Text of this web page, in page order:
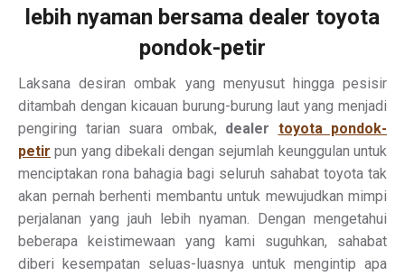
lebih nyaman bersama dealer toyota
pondok-petir
Laksana desiran ombak yang menyusut hingga pesisir
ditambah dengan kicauan burung-burung laut yang menjadi
pengiring tarian suara ombak, dealer toyota pondok-
petir pun yang dibekali dengan sejumlah keunggulan untuk
menciptakan rona bahagia bagi seluruh sahabat toyota tak
akan pernah berhenti membantu untuk mewujudkan mimpi
perjalanan yang jauh lebih nyaman. Dengan mengetahui
beberapa keistimewaan yang kami suguhkan, sahabat
diberi kesempatan seluas-luasnya untuk mengintip apa